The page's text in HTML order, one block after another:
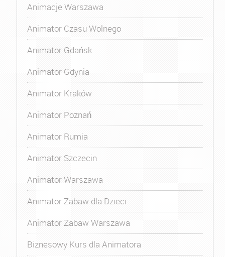
Animacje Warszawa
Animator Czasu Wolnego
Animator Gdańsk
Animator Gdynia
Animator Kraków
Animator Poznań
Animator Rumia
Animator Szczecin
Animator Warszawa
Animator Zabaw dla Dzieci
Animator Zabaw Warszawa
Biznesowy Kurs dla Animatora